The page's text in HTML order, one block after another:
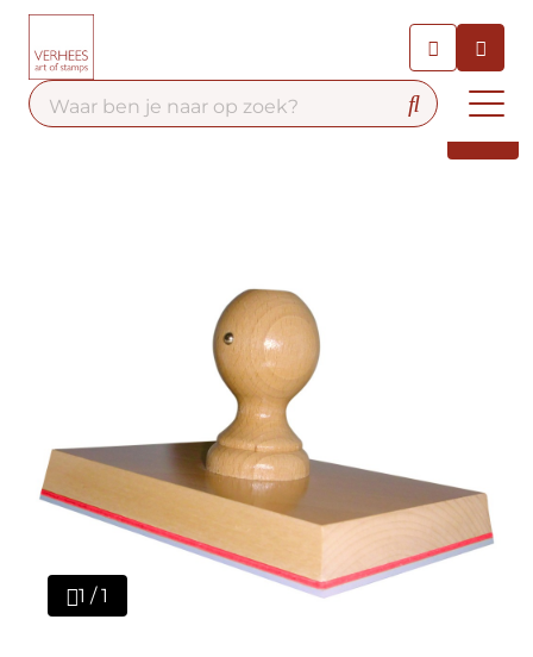
Contact
1 / 1